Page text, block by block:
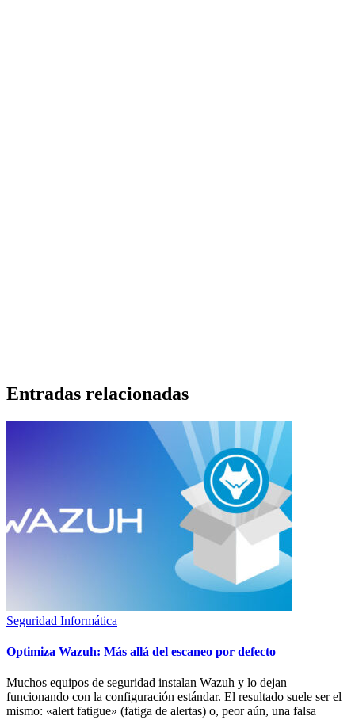
Entradas relacionadas
Seguridad Informática
Optimiza Wazuh: Más allá del escaneo por defecto
Muchos equipos de seguridad instalan Wazuh y lo dejan
funcionando con la configuración estándar. El resultado suele ser el
mismo: «alert fatigue» (fatiga de alertas) o, peor aún, una falsa